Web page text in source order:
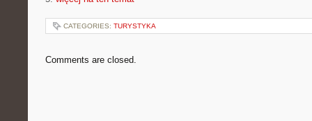
CATEGORIES: TURYSTYKA
Comments are closed.